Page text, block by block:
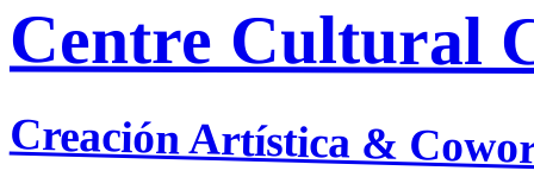
Centre Cultural
Creación Artística &